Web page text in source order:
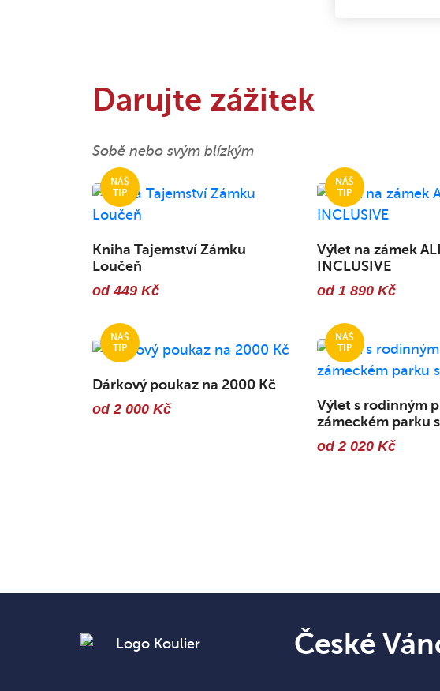
Darujte zážitek
Sobě nebo svým blízkým
Kniha Tajemství Zámku
Loučeň
od 449 Kč
Výlet na zámek
INCLUSIVE
od 1 890 Kč
Dárkový poukaz na 2000 Kč
od 2 000 Kč
Výlet s rodinným
zámeckém parku
od 2 020 Kč
České